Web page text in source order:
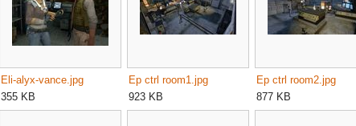
Eli-alyx-vance.jpg
355 KB
Ep ctrl room1.jpg
923 KB
Ep ctrl room2.jpg
877 KB